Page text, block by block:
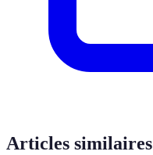
Articles similaires